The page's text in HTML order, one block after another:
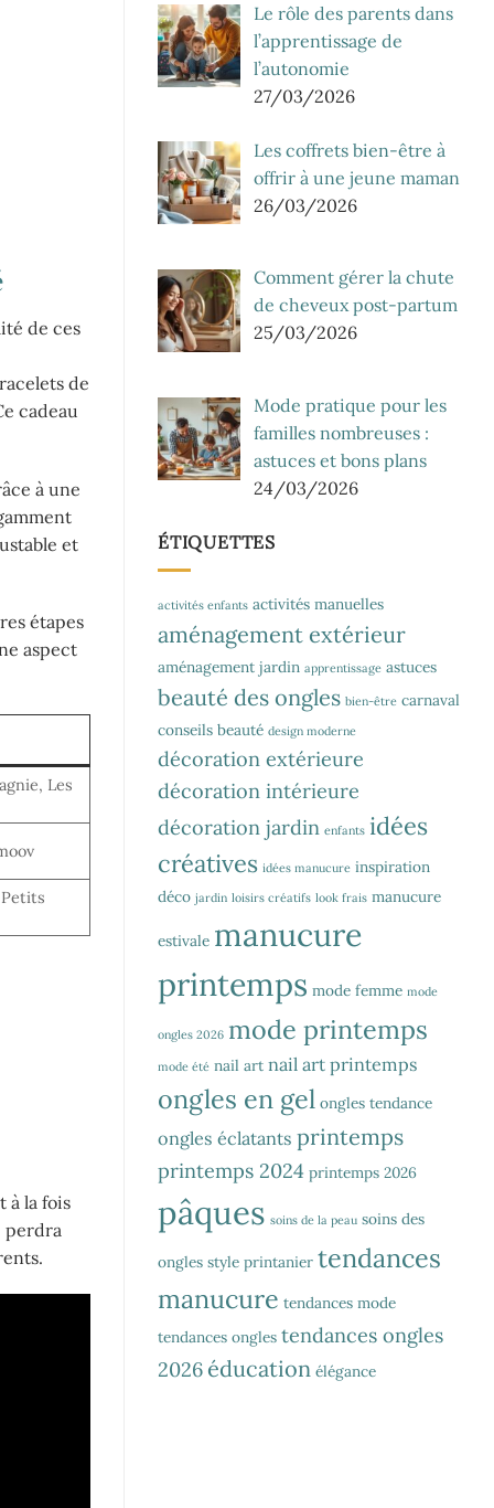
de ces
de
cadeau
à une
et
étapes
aspect
Les
à la fois
perdra
Le rôle des parents dans
l’apprentissage de
l’autonomie
27/03/2026
Les coffrets bien-être à
offrir à une jeune maman
26/03/2026
Comment gérer la chute
de cheveux post-partum
25/03/2026
Mode pratique pour les
familles nombreuses :
astuces et bons plans
24/03/2026
ÉTIQUETTES
activités enfants activités manuelles
aménagement extérieur
aménagement jardin apprentissage astuces
beauté des ongles bien-être carnaval
conseils beauté design moderne
décoration extérieure
décoration intérieure
décoration jardin enfants idées
créatives idées manucure inspiration
déco jardin loisirs créatifs look frais manucure
estivale manucure
printemps mode femme mode
ongles 2026 mode printemps
mode été nail art nail art printemps
ongles en gel ongles tendance
ongles éclatants printemps
printemps 2024 printemps 2026
pâques soins de la peau soins des
ongles style printanier tendances
manucure tendances mode
tendances ongles tendances ongles
2026 éducation élégance